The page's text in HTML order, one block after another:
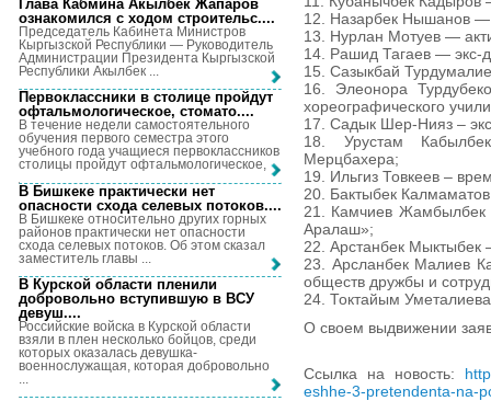
12. Назарбек Нышанов —
13. Нурлан Мотуев —
14. Рашид Тагаев — экс-
15. Сазыкбай
16. Элеонора
хореографического
17. Садык Шер-Нияз –
18. Урустам
Мерцбахера;
19. Ильгиз Товкеев –
20. Бактыбек
21. Камчиев Жамбылбек
Аралаш»;
22. Арстанбек Мыктыбек
23. Арсланбек Малиев
обществ дружбы и
24. Токтайым
О своем выдвижении
Ссылка на новость:
eshhe-3-pretendenta-na-
Глава Кабмина Акылбек Жапаров
ознакомился с ходом строительс....
Председатель Кабинета Министров
Кыргызской Республики — Руководитель
Администрации Президента Кыргызской
Республики Акылбек ...
Первоклассники в столице пройдут
офтальмологическое, стомато....
В течение недели самостоятельного
обучения первого семестра этого
учебного года учащиеся первоклассников
столицы пройдут офтальмологическое, ...
В Бишкеке практически нет
опасности схода селевых потоков....
В Бишкеке относительно других горных
районов практически нет опасности
схода селевых потоков. Об этом сказал
заместитель главы ...
В Курской области пленили
добровольно вступившую в ВСУ
девуш....
Российские войска в Курской области
взяли в плен несколько бойцов, среди
которых оказалась девушка-
военнослужащая, которая добровольно
...